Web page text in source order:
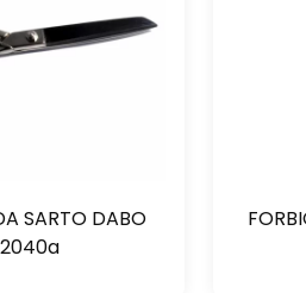
SARTO DABO
2040a